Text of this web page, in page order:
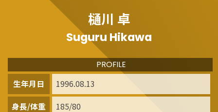
樋川 卓
Suguru Hikawa
生年月日 1996.08.13
身長/体重 185/80
PROFILE